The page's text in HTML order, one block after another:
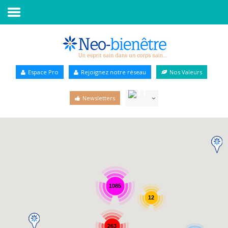
Annuaire Bien-être
Espace Pro Rejoignez notre réseau Nos Valeurs
Newsletters
1085
263
12